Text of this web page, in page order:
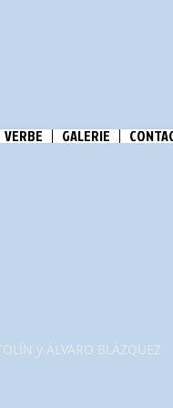
VERBE GALERIE
y ÁLVARO BLÁZQUEZ